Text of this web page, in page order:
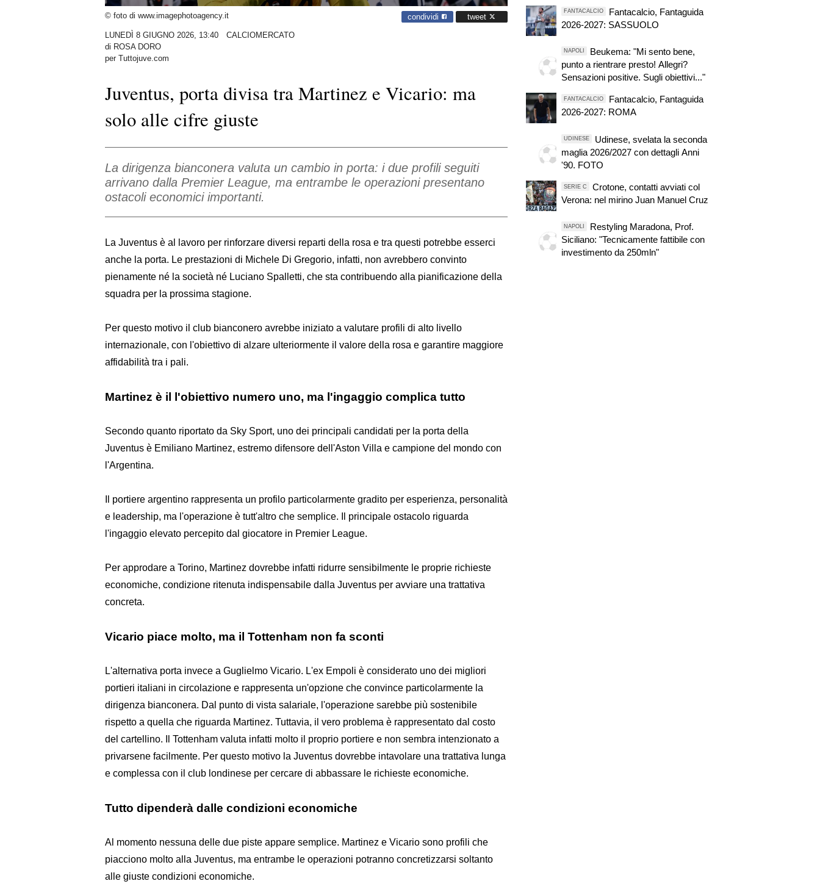
© foto di www.imagephotoagency.it condividi tweet
LUNEDÌ 8 GIUGNO 2026, 13:40
CALCIOMERCATO
di ROSA DORO
per Tuttojuve.com
Juventus, porta divisa tra Martinez e Vicario: ma
solo alle cifre giuste
La dirigenza bianconera valuta un cambio in porta: i due profili seguiti
arrivano dalla Premier League, ma entrambe le operazioni presentano
ostacoli economici importanti.
La Juventus è al lavoro per rinforzare diversi reparti della rosa e tra questi potrebbe esserci
anche la porta. Le prestazioni di Michele Di Gregorio, infatti, non avrebbero convinto
pienamente né la società né Luciano Spalletti, che sta contribuendo alla pianificazione della
squadra per la prossima stagione.
Per questo motivo il club bianconero avrebbe iniziato a valutare profili di alto livello
internazionale, con l'obiettivo di alzare ulteriormente il valore della rosa e garantire maggiore
affidabilità tra i pali.
Martinez è il l'obiettivo numero uno, ma l'ingaggio complica tutto
Secondo quanto riportato da Sky Sport, uno dei principali candidati per la porta della
Juventus è Emiliano Martinez, estremo difensore dell'Aston Villa e campione del mondo con
l'Argentina.
Il portiere argentino rappresenta un profilo particolarmente gradito per esperienza, personalità
e leadership, ma l'operazione è tutt'altro che semplice. Il principale ostacolo riguarda
l'ingaggio elevato percepito dal giocatore in Premier League.
Per approdare a Torino, Martinez dovrebbe infatti ridurre sensibilmente le proprie richieste
economiche, condizione ritenuta indispensabile dalla Juventus per avviare una trattativa
concreta.
Vicario piace molto, ma il Tottenham non fa sconti
L'alternativa porta invece a Guglielmo Vicario. L'ex Empoli è considerato uno dei migliori
portieri italiani in circolazione e rappresenta un'opzione che convince particolarmente la
dirigenza bianconera. Dal punto di vista salariale, l'operazione sarebbe più sostenibile
rispetto a quella che riguarda Martinez. Tuttavia, il vero problema è rappresentato dal costo
del cartellino. Il Tottenham valuta infatti molto il proprio portiere e non sembra intenzionato a
privarsene facilmente. Per questo motivo la Juventus dovrebbe intavolare una trattativa lunga
e complessa con il club londinese per cercare di abbassare le richieste economiche.
Tutto dipenderà dalle condizioni economiche
Al momento nessuna delle due piste appare semplice. Martinez e Vicario sono profili che
piacciono molto alla Juventus, ma entrambe le operazioni potranno concretizzarsi soltanto
alle giuste condizioni economiche.
FANTACALCIO
Fantacalcio, Fantaguida
2026-2027: SASSUOLO
NAPOLI
Beukema: "Mi sento bene,
punto a rientrare presto! Allegri?
Sensazioni positive. Sugli obiettivi..."
FANTACALCIO
Fantacalcio, Fantaguida
2026-2027: ROMA
UDINESE
Udinese, svelata la seconda
maglia 2026/2027 con dettagli Anni
'90. FOTO
SERIE C
Crotone, contatti avviati col
Verona: nel mirino Juan Manuel Cruz
NAPOLI
Restyling Maradona, Prof.
Siciliano: "Tecnicamente fattibile con
investimento da 250mln"